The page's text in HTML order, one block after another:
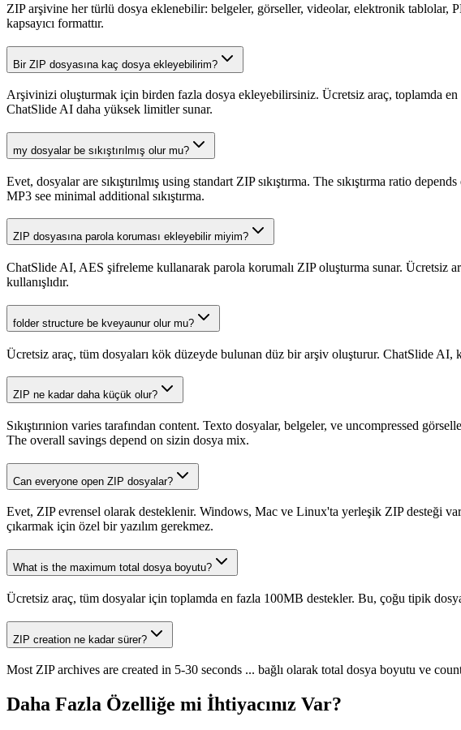
ZIP arşivine her türlü dosya eklenebilir: belgeler, görseller, videolar, elektronik tablolar,
kapsayıcı formattır.
Bir ZIP dosyasına kaç dosya ekleyebilirim?
Arşivinizi oluşturmak için birden fazla dosya ekleyebilirsiniz. Ücretsiz araç, toplamda
ChatSlide AI daha yüksek limitler sunar.
my dosyalar be sıkıştırılmış olur mu?
Evet, dosyalar are sıkıştırılmış using standart ZIP sıkıştırma. The sıkıştırma ratio
MP3 see minimal additional sıkıştırma.
ZIP dosyasına parola koruması ekleyebilir miyim?
ChatSlide AI, AES şifreleme kullanarak parola korumalı ZIP oluşturma sunar. Ücretsiz
kullanışlıdır.
folder structure be kveyaunur olur mu?
Ücretsiz araç, tüm dosyaları kök düzeyde bulunan düz bir arşiv oluşturur. ChatSlide
ZIP ne kadar daha küçük olur?
Sıkıştırınion varies tarafından content. Texto dosyalar, belgeler, ve uncompressed
The overall savings depend on sizin dosya mix.
Can everyone open ZIP dosyalar?
Evet, ZIP evrensel olarak desteklenir. Windows, Mac ve Linux'ta yerleşik ZIP desteği
çıkarmak için özel bir yazılım gerekmez.
What is the maximum total dosya boyutu?
Ücretsiz araç, tüm dosyalar için toplamda en fazla 100MB destekler. Bu, çoğu tipik
ZIP creation ne kadar sürer?
Most ZIP archives are created in 5-30 seconds ... bağlı olarak total dosya boyutu ve
Daha Fazla Özelliğe mi İhtiyacınız Var?